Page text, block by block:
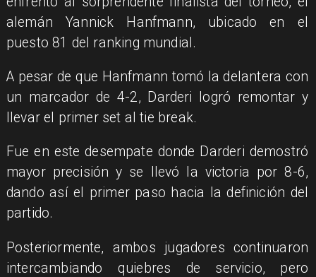
alemán Yannick Hanfmann, ubicado en el
puesto 81 del ranking mundial.
A pesar de que Hanfmann tomó la delantera con
un marcador de 4-2, Darderi logró remontar y
llevar el primer set al tie break.
Fue en este desempate donde Darderi demostró
mayor precisión y se llevó la victoria por 8-6,
dando así el primer paso hacia la definición del
partido.
Posteriormente, ambos jugadores continuaron
intercambiando quiebres de servicio, pero